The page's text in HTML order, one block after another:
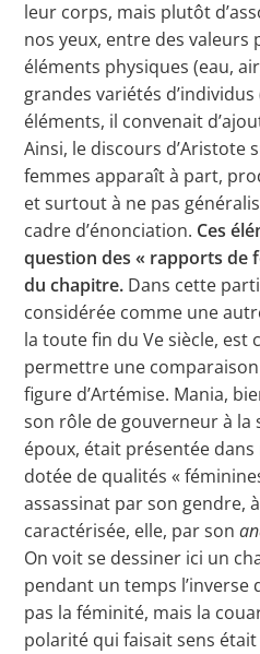
leur corps, mais plutôt
nos yeux, entre des valeurs
éléments physiques (eau,
grandes variétés d’individus
éléments, il convenait
Ainsi, le discours d’Aristote
femmes apparaît à part,
et surtout à ne pas
cadre d’énonciation. Ces
question des « rapports de
du chapitre. Dans cette
considérée comme une
la toute fin du Ve siècle, est
permettre une
figure d’Artémise. Mania,
son rôle de gouverneur à la
époux, était présentée
dotée de qualités «
assassinat par son gendre,
caractérisée, elle, par son
On voit se dessiner ici un
pendant un temps l’inverse
pas la féminité, mais la
polarité qui faisait sens était